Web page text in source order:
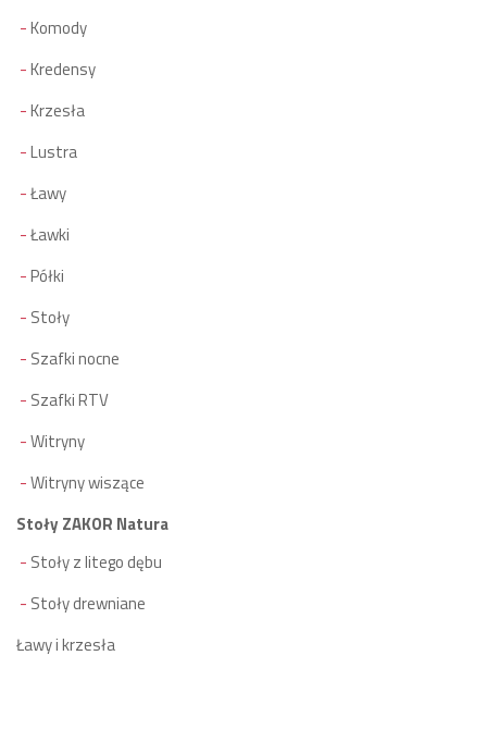
Komody
Kredensy
Krzesła
Lustra
Ławy
Ławki
Półki
Stoły
Szafki nocne
Szafki RTV
Witryny
Witryny wiszące
Stoły ZAKOR Natura
Stoły z litego dębu
Stoły drewniane
Ławy i krzesła